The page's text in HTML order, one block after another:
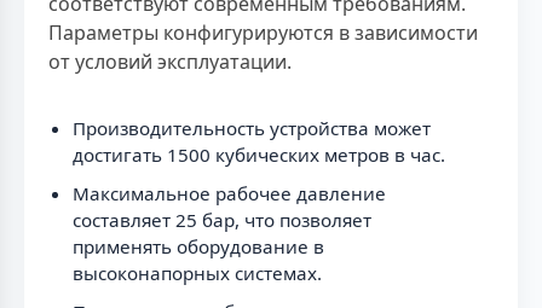
Параметры конфигурируются в зависимости
от условий эксплуатации.
Производительность устройства может
достигать 1500 кубических метров в час.
Максимальное рабочее давление
составляет 25 бар, что позволяет
применять оборудование в
высоконапорных системах.